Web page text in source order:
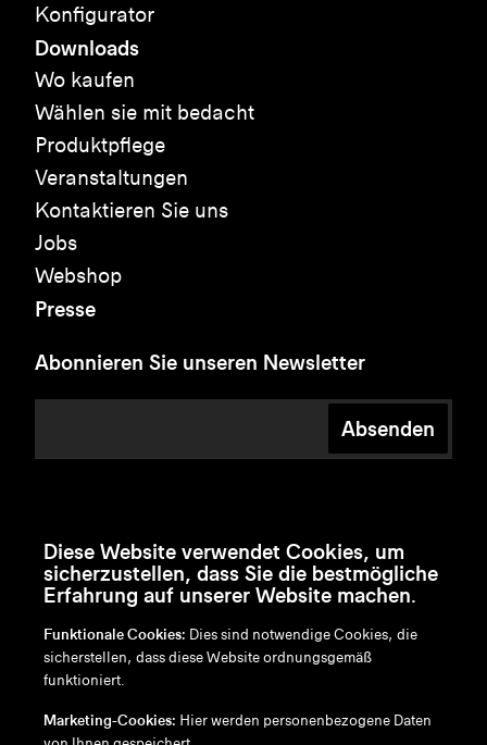
Konfigurator
Downloads
Wo kaufen
Wählen sie mit bedacht
Produktpflege
Veranstaltungen
Kontaktieren Sie uns
Jobs
Webshop
Presse
Abonnieren Sie unseren Newsletter
Absenden
en/nl/fr/de
Disclaimer
Diese Website verwendet Cookies, um
sicherzustellen, dass Sie die bestmögliche
Erfahrung auf unserer Website machen.
Funktionale Cookies: Dies sind notwendige Cookies, die
sicherstellen, dass diese Website ordnungsgemäß
funktioniert.
Marketing-Cookies: Hier werden personenbezogene Daten